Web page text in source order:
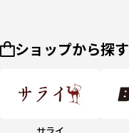
ショップから探す